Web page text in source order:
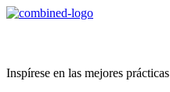
Inspírese en las mejores